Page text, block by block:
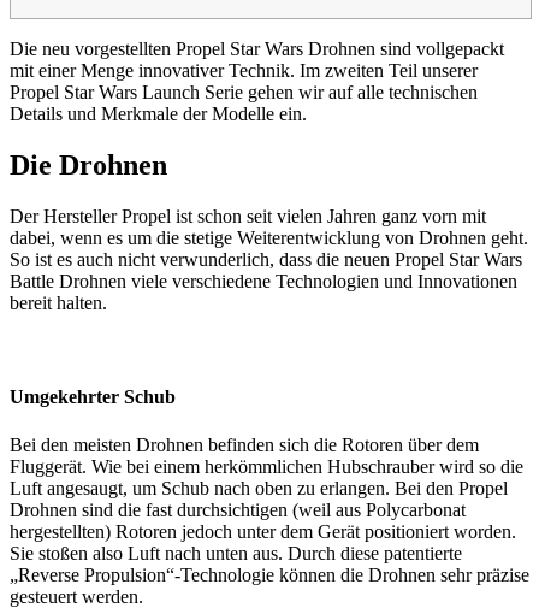
Die neu vorgestellten Propel Star Wars Drohnen sind vollgepackt
mit einer Menge innovativer Technik. Im zweiten Teil unserer
Propel Star Wars Launch Serie gehen wir auf alle technischen
Details und Merkmale der Modelle ein.
Die Drohnen
Der Hersteller Propel ist schon seit vielen Jahren ganz vorn mit
dabei, wenn es um die stetige Weiterentwicklung von Drohnen geht.
So ist es auch nicht verwunderlich, dass die neuen Propel Star Wars
Battle Drohnen viele verschiedene Technologien und Innovationen
bereit halten.
Umgekehrter Schub
Bei den meisten Drohnen befinden sich die Rotoren über dem
Fluggerät. Wie bei einem herkömmlichen Hubschrauber wird so die
Luft angesaugt, um Schub nach oben zu erlangen. Bei den Propel
Drohnen sind die fast durchsichtigen (weil aus Polycarbonat
hergestellten) Rotoren jedoch unter dem Gerät positioniert worden.
Sie stoßen also Luft nach unten aus. Durch diese patentierte
„Reverse Propulsion“-Technologie können die Drohnen sehr präzise
gesteuert werden.